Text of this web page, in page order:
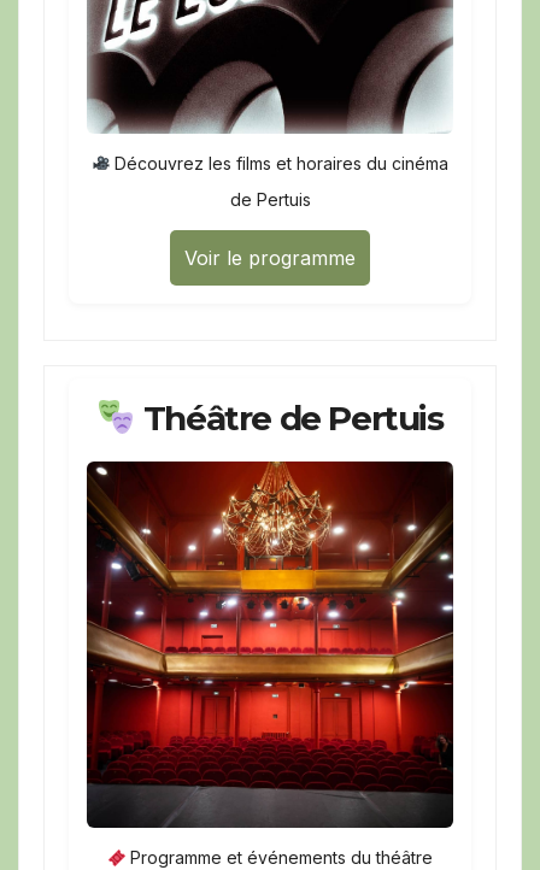
Découvrez les films et horaires du cinéma
de Pertuis
Voir le programme
Théâtre de Pertuis
Programme et événements du théâtre